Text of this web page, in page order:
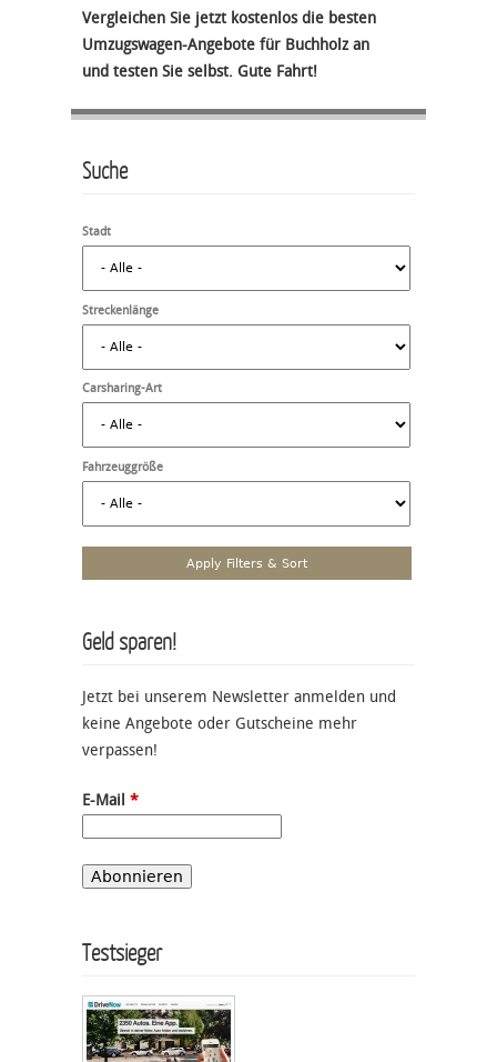
Vergleichen Sie jetzt kostenlos die besten
Umzugswagen-Angebote für Buchholz an
und testen Sie selbst. Gute Fahrt!
Suche
Stadt
Streckenlänge
Carsharing-Art
Fahrzeuggröße
Geld sparen!
Jetzt bei unserem Newsletter anmelden und
keine Angebote oder Gutscheine mehr
verpassen!
E-Mail *
Testsieger